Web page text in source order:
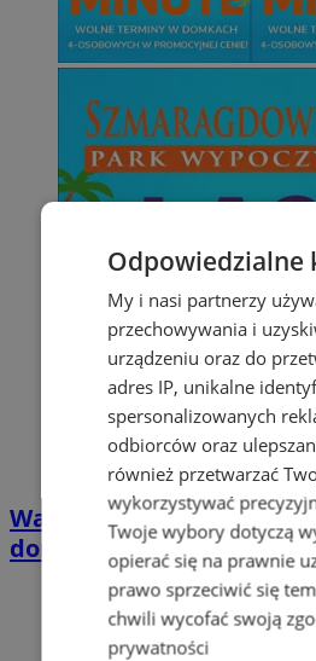
Wakacyjny wypoczynek
domkach Szmaragdowe
Odpowiedzialne
My i nasi partnerzy
przechowywania i
urządzeniu oraz do
adres IP, unikalne
spersonalizowanych
odbiorców oraz
również przetwarzać
wykorzystywać
Twoje wybory dotyczą
opierać się na prawnie
prawo sprzeciwić się
chwili wycofać swoją
prywatności